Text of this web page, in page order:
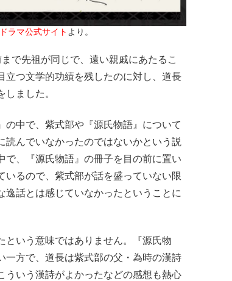
ドラマ公式サイト より。
で先祖が同じで、遠い親戚にあたるこ
立つ文学的功績を残したのに対し、道長
ました。
中で、紫式部や『源氏物語』について
んでいなかったのではないかという説
で、『源氏物語』の冊子を目の前に置い
いるので、紫式部が話を盛っていない限
逸話とは感じていなかったということに
いう意味ではありません。『源氏物
一方で、道長は紫式部の父・為時の漢詩
ういう漢詩がよかったなどの感想も熱心